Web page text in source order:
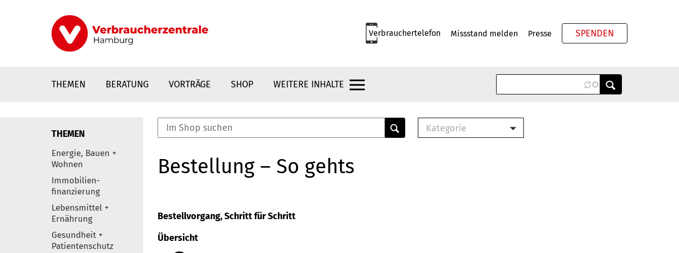
Verbrauchertelefon Missstand melden Presse SPENDEN
THEMEN BERATUNG VORTRÄGE SHOP WEITERE INHALTE
Elemente
THEMEN
Energie, Bauen +
Wohnen
Immobilien-
finanzierung
Lebensmittel +
Ernährung
Gesundheit +
Patientenschutz
Kategorie
Bestellung – So gehts
Bestellvorgang, Schritt für Schritt
Übersicht